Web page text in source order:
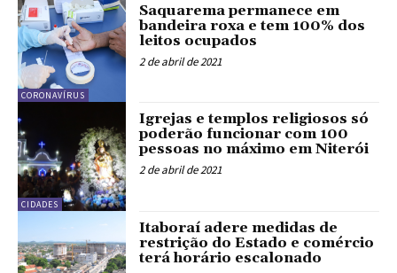
CORONAVÍRUS
Saquarema permanece em
bandeira roxa e tem 100% dos
leitos ocupados
2 de abril de 2021
CIDADES
Igrejas e templos religiosos só
poderão funcionar com 100
pessoas no máximo em Niterói
2 de abril de 2021
Itaboraí adere medidas de
restrição do Estado e comércio
terá horário escalonado